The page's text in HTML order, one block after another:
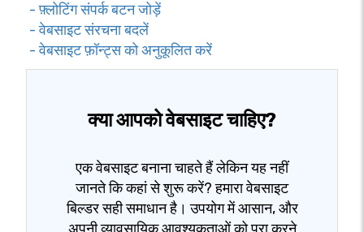
- फ़्लोटिंग संपर्क बटन जोड़ें
- वेबसाइट संरचना बदलें
- वेबसाइट फ़ॉन्ट्स को अनुकूलित करें
क्या आपको वेबसाइट चाहिए?
एक वेबसाइट बनाना चाहते हैं लेकिन यह नहीं
जानते कि कहां से शुरू करें? हमारा वेबसाइट
बिल्डर सही समाधान है। उपयोग में आसान, और